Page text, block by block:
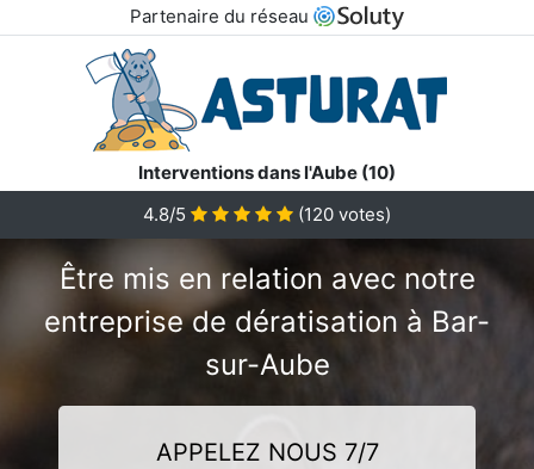
Partenaire du réseau
Interventions dans l'Aube (10)
4.8/5
(120 votes)
Être mis en relation avec notre
entreprise de dératisation à Bar-
sur-Aube
APPELEZ NOUS 7/7